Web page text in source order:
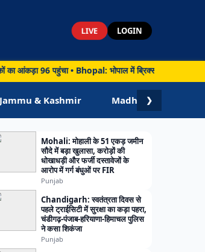
LIVE LOGIN
• Bhopal: भोपाल में ब्रिक्स संस्कृति सम्मेलन का
Jammu & Kashmir Madhya Pradesh
❯
Mohali: मोहाली के 51 एकड़ जमीन
सौदे में बड़ा खुलासा, करोड़ों की
धोखाधड़ी और फर्जी दस्तावेजों के
आरोप में गर्ग बंधुओं पर FIR
Punjab
Chandigarh: स्वतंत्रता दिवस से
पहले ट्राईसिटी में सुरक्षा का कड़ा पहरा,
चंडीगढ़-पंजाब-हरियाणा-हिमाचल पुलिस
ने कसा शिकंजा
Punjab